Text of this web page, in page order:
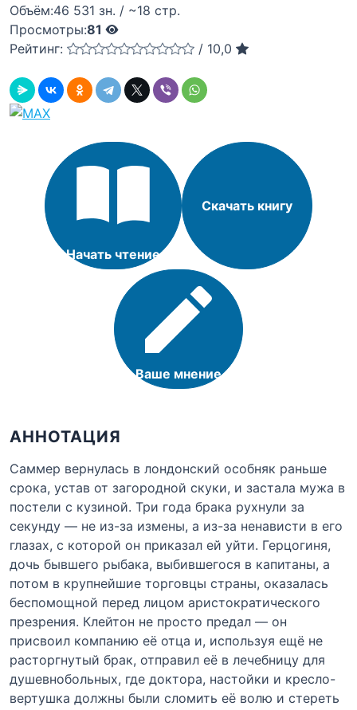
Объём:46 531 зн. / ~18 стр.
Просмотры:81
Рейтинг:
/ 10,0
Начать чтение
Скачать книгу
Ваше мнение
АННОТАЦИЯ
Саммер вернулась в лондонский особняк раньше
срока, устав от загородной скуки, и застала мужа в
постели с кузиной. Три года брака рухнули за
секунду — не из-за измены, а из-за ненависти в его
глазах, с которой он приказал ей уйти. Герцогиня,
дочь бывшего рыбака, выбившегося в капитаны, а
потом в крупнейшие торговцы страны, оказалась
беспомощной перед лицом аристократического
презрения. Клейтон не просто предал — он
присвоил компанию её отца и, используя ещё не
расторгнутый брак, отправил её в лечебницу для
душевнобольных, где доктора, настойки и кресло-
вертушка должны были сломить её волю и стереть